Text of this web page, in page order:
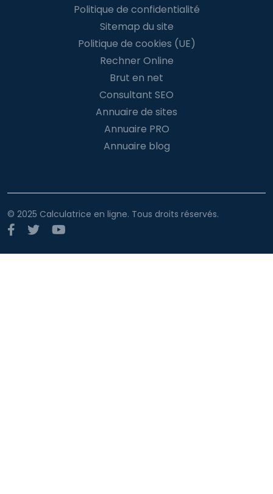
Politique de confidentialité
Sitemap du site
Politique de cookies (UE)
Rechner Online
Brut en net
Consultant SEO
Annuaire de sites
Annuaire PRO
Annuaire blog
© 2025 Calculatrice en ligne. Tous droits réservés.